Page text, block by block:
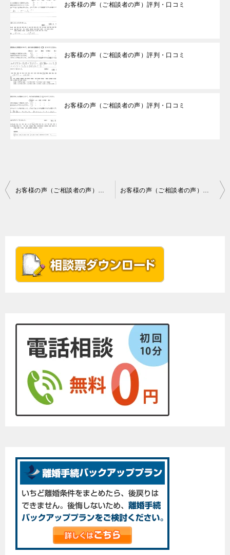
お客様の声（ご相談者の声）評判・口コミ
お客様の声（ご相談者の声）評判・口コミ
お客様の声（ご相談者の声）評判・口コミ
投